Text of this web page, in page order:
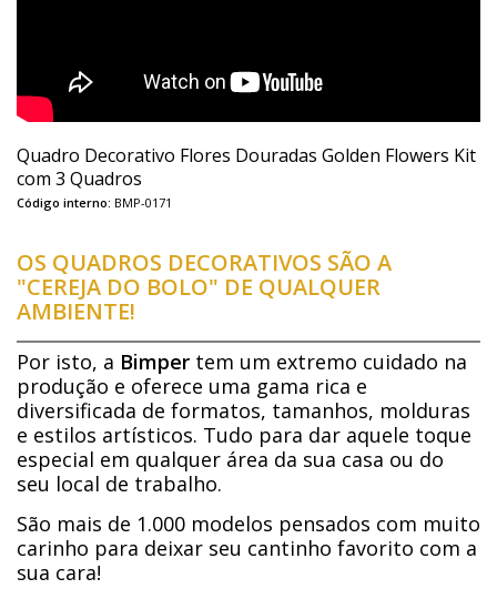
Quadro Decorativo Flores Douradas Golden Flowers Kit
com 3 Quadros
Código interno: BMP-0171
OS QUADROS DECORATIVOS SÃO A
"CEREJA DO BOLO" DE QUALQUER
AMBIENTE!
Por isto, a Bimper tem um extremo cuidado na
produção e oferece uma gama rica e
diversificada de formatos, tamanhos, molduras
e estilos artísticos. Tudo para dar aquele toque
especial em qualquer área da sua casa ou do
seu local de trabalho.
São mais de 1.000 modelos pensados com muito
carinho para deixar seu cantinho favorito com a
sua cara!